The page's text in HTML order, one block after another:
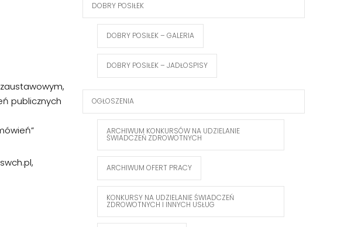
publicznych
DOBRY POSIŁEK
DOBRY POSIŁEK – GALERIA
DOBRY POSIŁEK – JADŁOSPISY
OGŁOSZENIA
ARCHIWUM KONKURSÓW NA UDZIELANIE
ŚWIADCZEŃ ZDROWOTNYCH
ARCHIWUM OFERT PRACY
KONKURSY NA UDZIELANIE ŚWIADCZEŃ
ZDROWOTNYCH I INNYCH USŁUG